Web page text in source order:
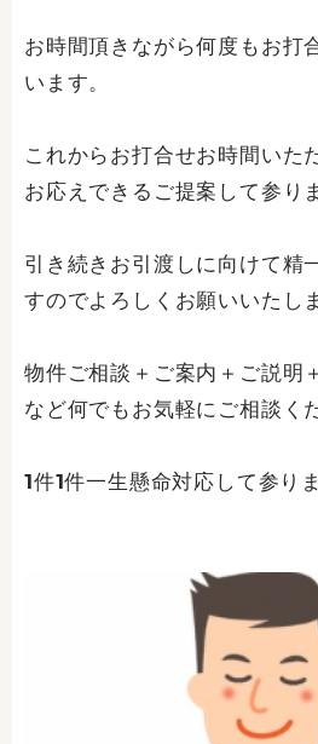
お時間頂きながら何度もお打
います。
これからお打合せお時間いた
お応えできるご提案して参
引き続きお引渡しに向けて精
すのでよろしくお願いいたし
物件ご相談＋ご案内＋ご説明
など何でもお気軽にご相談く
1件1件一生懸命対応して参り